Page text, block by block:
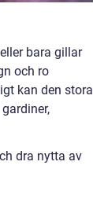
bara gillar
och ro
kan den stora
dra nytta av